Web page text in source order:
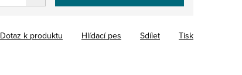
Tisk
Dotaz k produktu Hlídací pes Sdílet